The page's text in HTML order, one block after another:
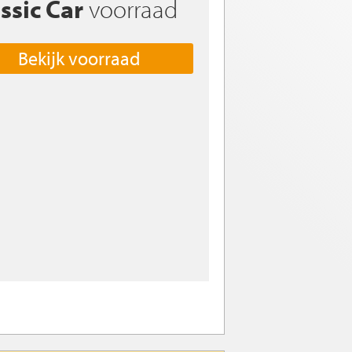
Carvoorraad
Bekijk voorraad